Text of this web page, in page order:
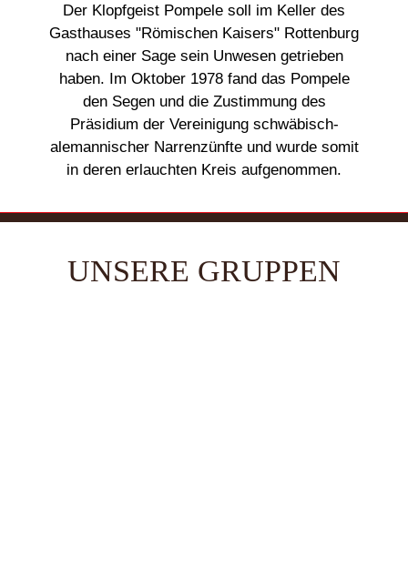
Der Klopfgeist Pompele soll im Keller des
Gasthauses "Römischen Kaisers" Rottenburg
nach einer Sage sein Unwesen getrieben
haben. Im Oktober 1978 fand das Pompele
den Segen und die Zustimmung des
Präsidium der Vereinigung schwäbisch-
alemannischer Narrenzünfte und wurde somit
in deren erlauchten Kreis aufgenommen.
UNSERE GRUPPEN